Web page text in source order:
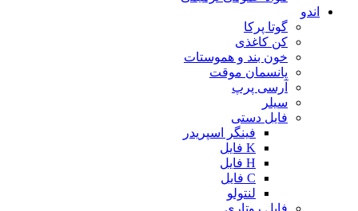
اندو
گوتا پرکا
کن کاغذی
خون بند و هموستات
پانسمان موقت
آرسی پرپ
سیلر
فایل دستی
فینگر اسپریدر
K فایل
H فایل
C فایل
لنتولو
فایل روتاری